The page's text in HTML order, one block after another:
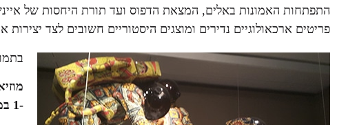
התפתחות האמונות באלים, המצאת הדפוס ועד תורת היחסות של
פריטים ארכאולוגיים נדירים ומוצגים היסטוריים חשובים לצד
-1 במאי, 2015 עד 2 בינואר, 2016